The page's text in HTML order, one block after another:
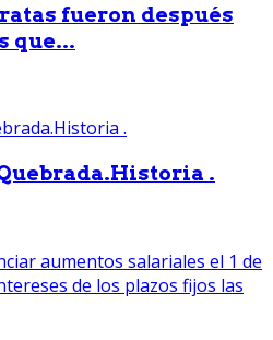
fueron después
que...
.